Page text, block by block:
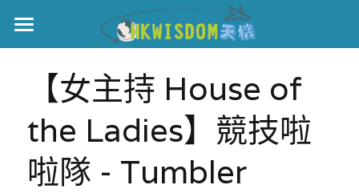
主頁
世界盃
伊美戰爭
黎智英案
【女主持 House of
the Ladies】競技啦
啦隊 - Tumbler